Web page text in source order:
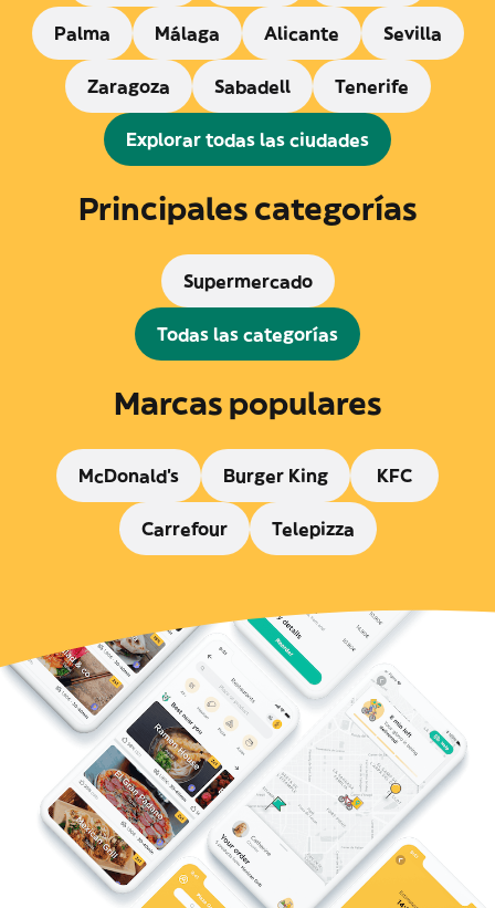
Palma Málaga Alicante Sevilla
Zaragoza Sabadell Tenerife
Explorar todas las ciudades
Principales categorías
Supermercado
Todas las categorías
Marcas populares
McDonald's Burger King KFC
Carrefour Telepizza